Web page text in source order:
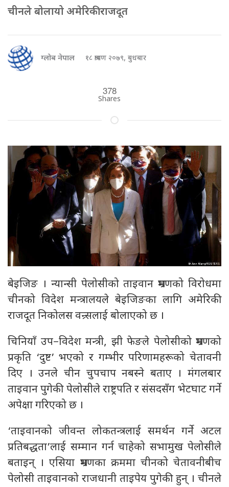
चीनले बोलायो अमेरिकी राजदूत
ग्लोब नेपाल १८ श्रावण २०७९, बुधबार
378
Shares
बेइजिङ । न्यान्सी पेलोसीको ताइवान भ्रमणको विरोधमा
चीनको विदेश मन्त्रालयले बेइजिङका लागि अमेरिकी
राजदूत निकोलस वन्र्सलाई बोलाएको छ ।
चिनियाँ उप–विदेश मन्त्री, झी फेङले पेलोसीको भ्रमणको
प्रकृति ‘दुष्ट’ भएको र गम्भीर परिणामहरूको चेतावनी
दिए । उनले चीन चुपचाप नबस्ने बताए । मंगलबार
ताइवान पुगेकी पेलोसीले राष्ट्रपति र संसदसँग भेटघाट गर्ने
अपेक्षा गरिएको छ ।
‘ताइवानको जीवन्त लोकतन्त्रलाई समर्थन गर्ने अटल
प्रतिबद्धता’लाई सम्मान गर्न चाहेको सभामुख पेलोसीले
बताइन् । एसिया भ्रमणका क्रममा चीनको चेतावनीबीच
पेलोसी ताइवानको राजधानी ताइपेय पुगेकी हुन् । चीनले